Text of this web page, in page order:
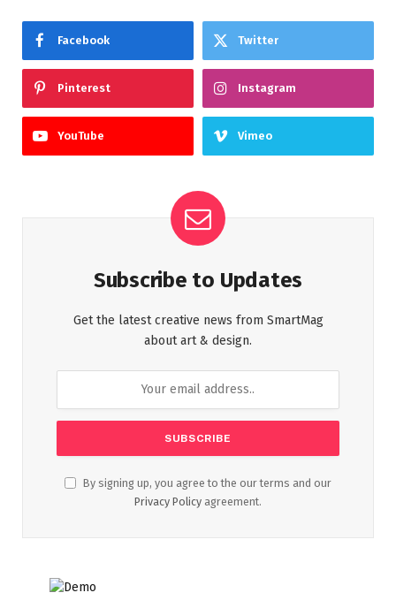
Facebook Twitter
Pinterest Instagram
YouTube Vimeo
Subscribe to Updates
Get the latest creative news from SmartMag
about art & design.
By signing up, you agree to the our terms and our
Privacy Policy agreement.